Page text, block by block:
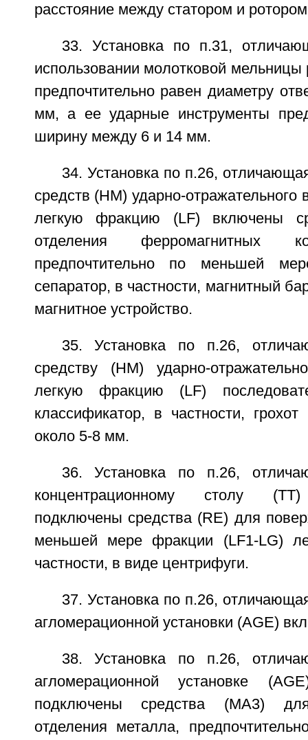
расстояние между статором и
33. Установка по п.31,
использовании молотковой мельницы
предпочтительно равен диаметру
мм, а ее ударные инструменты
ширину между 6 и 14 мм.
34. Установка по п.26,
средств (НМ) ударно-отражательного
легкую фракцию (LF) включены
отделения ферромагнитных
предпочтительно по меньшей
сепаратор, в частности, магнитный
магнитное устройство.
35. Установка по п.26,
средству (НМ) ударно-
легкую фракцию (LF)
классификатор, в частности,
около 5-8 мм.
36. Установка по п.26,
концентрационному столу (ТТ)
подключены средства (RE) для
меньшей мере фракции (LF1-LG)
частности, в виде центрифуги.
37. Установка по п.26,
агломерационной установки (AGE)
38. Установка по п.26,
агломерационной установке
подключены средства (МА3) для
отделения металла,